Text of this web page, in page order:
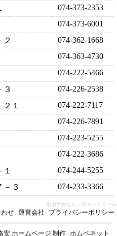
074-373-2353
074-373-6001
２
074-362-1668
074-363-4730
074-222-5466
３
074-226-2538
１
074-222-7117
074-226-7891
074-223-5255
074-222-3686
074-244-5255
－３ 074-233-3366
宿泊予約なら 宿ネットモール
せ 運営会社 プライバシーポリシー
安 ホームページ 制作 ホムペネット